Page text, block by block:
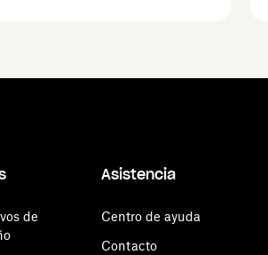
de
Asistencia
Centro de ayuda
Contacto